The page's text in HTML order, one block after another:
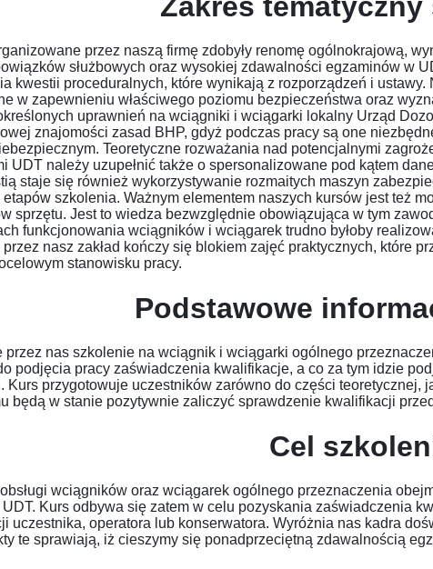
przez naszą firmę zdobyły renomę ogólnokrajową,
służbowych oraz wysokiej zdawalności egzaminów w
kwestii proceduralnych, które wynikają z rozporządzeń i
w zapewnieniu właściwego poziomu bezpieczeństwa oraz
uprawnień na wciągniki i wciągarki lokalny Urząd
znajomości zasad BHP, gdyż podczas pracy są one
Teoretyczne rozważania nad potencjalnymi
UDT należy uzupełnić także o spersonalizowane pod kątem
staje się również wykorzystywanie rozmaitych maszyn
szkolenia. Ważnym elementem naszych kursów jest też
sprzętu. Jest to wiedza bezwzględnie obowiązująca w tym
funkcjonowania wciągników i wciągarek trudno byłoby
nasz zakład kończy się blokiem zajęć praktycznych, które
stanowisku pracy.
Podstawowe
przez nas szkolenie na wciągnik i wciągarki ogólnego
podjęcia pracy zaświadczenia kwalifikacje, a co za tym idzie
Kurs przygotowuje uczestników zarówno do części teoretycznej,
będą w stanie pozytywnie zaliczyć sprawdzenie kwalifikacji
Cel
wciągników oraz wciągarek ogólnego przeznaczenia
Kurs odbywa się zatem w celu pozyskania zaświadczenia
uczestnika, operatora lub konserwatora. Wyróżnia nas kadra
te sprawiają, iż cieszymy się ponadprzeciętną zdawalnością